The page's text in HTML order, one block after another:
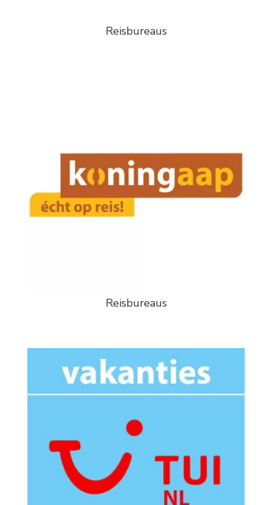
Reisbureaus
Reisbureaus